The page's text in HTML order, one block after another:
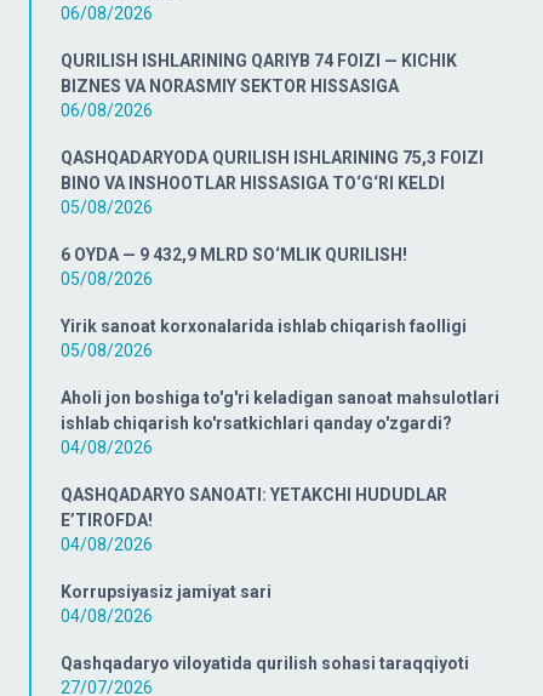
06/08/2026
QURILISH ISHLARINING QARIYB 74 FOIZI — KICHIK
BIZNES VA NORASMIY SEKTOR HISSASIGA
06/08/2026
QASHQADARYODA QURILISH ISHLARINING 75,3 FOIZI
BINO VA INSHOOTLAR HISSASIGA TO‘G‘RI KELDI
05/08/2026
6 OYDA — 9 432,9 MLRD SO‘MLIK QURILISH!
05/08/2026
Yirik sanoat korxonalarida ishlab chiqarish faolligi
05/08/2026
Aholi jon boshiga to'g'ri keladigan sanoat mahsulotlari
ishlab chiqarish ko'rsatkichlari qanday o'zgardi?
04/08/2026
QASHQADARYO SANOATI: YETAKCHI HUDUDLAR
E’TIROFDA!
04/08/2026
Korrupsiyasiz jamiyat sari
04/08/2026
Qashqadaryo viloyatida qurilish sohasi taraqqiyoti
27/07/2026